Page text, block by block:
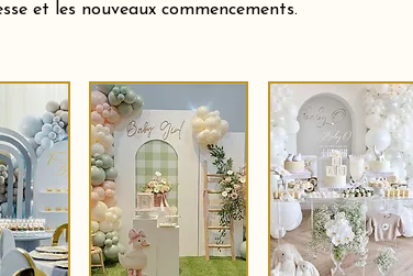
et les nouveaux commencements.